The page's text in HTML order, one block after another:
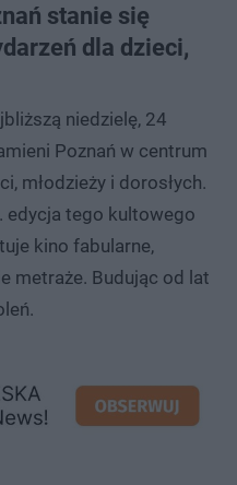
stanie się
dla dzieci,
niedzielę, 24
Poznań w centrum
młodzieży i dorosłych.
edycja tego kultowego
kino fabularne,
metraże. Budując od lat